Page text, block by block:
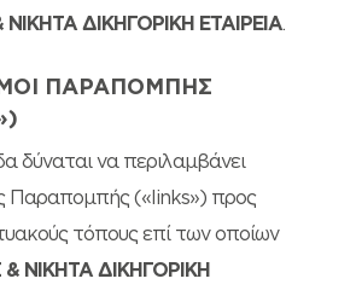
ΔΙΚΗΓΟΡΙΚΗ ΕΤΑΙΡΕΙΑ.
ΠΑΡΑΠΟΜΠΗΣ
δύναται να περιλαμβάνει
Παραπομπής («links») προς
τόπους επί των οποίων
ΝΙΚΗΤΑ ΔΙΚΗΓΟΡΙΚΗ